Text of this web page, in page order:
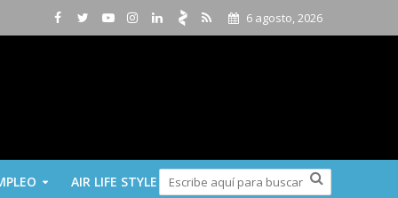
6 agosto, 2026
AIR LIFE STYLE